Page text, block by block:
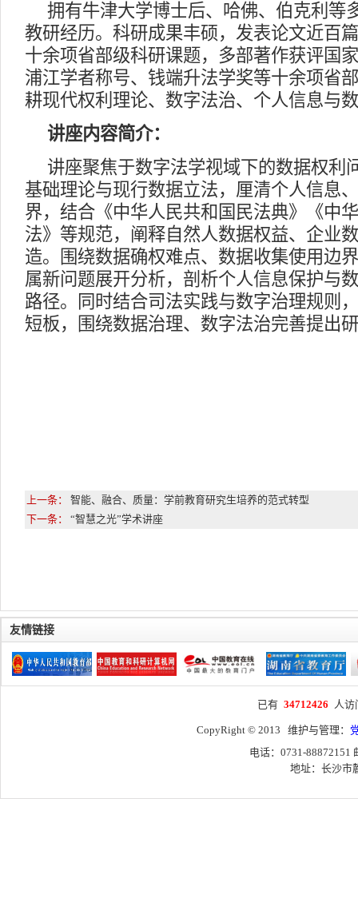
拥有牛津大学博士后、哈佛、伯克利等
教研经历。科研成果丰硕，发表论文近百
十余项省部级科研课题，多部著作获评国
浦江学者称号、钱端升法学奖等十余项省
耕现代权利理论、数字法治、个人信息与
讲座内容简介：
讲座聚焦于数字法学视域下的数据权利
基础理论与现行数据立法，厘清个人信息
界，结合《中华人民共和国民法典》《中
法》等规范，阐释自然人数据权益、企业
造。围绕数据确权难点、数据收集使用边
属新问题展开分析，剖析个人信息保护与
路径。同时结合司法实践与数字治理规则
短板，围绕数据治理、数字法治完善提出
上一条： 智能、融合、质量：学前教育研究生培养的范式转型
下一条： “智慧之光”学术讲座
友情链接
已有 34712426 人
CopyRight © 2013 维护与管理：
电话：0731-88872151
地址：长沙市